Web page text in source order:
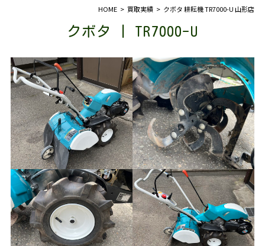
HOME 買取実績 クボタ 耕耘機 TR7000-U 山形店
クボタ | TR7000-U